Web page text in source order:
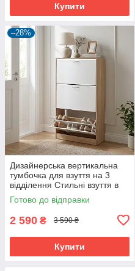
Купити
–28%
Дизайнерська вертикальна
тумбочка для взуття на 3
відділення Стильні взуття в
передпокій
Готово до відправки
2 590 ₴ 3 590 ₴
Купити